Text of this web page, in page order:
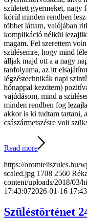
született gyermeket, nagy
körül minden rendben
többet láttam, valójában
komplikáció nélkül
magam. Fel szerettem
szülésemre, hogy mind
álljak majd ott a a nagy
tanfolyama, az itt
légzéstechnikák napi
hónappal kezdtem)
vajúdásom, mind a
minden rendben fog
akkor is ki tudtam tartani,
császármetszésre volt
Read more
https://oromteliszules.hu/
scaled.jpg 1708 2560 Réka
content/uploads/2018/03/
17:43:072026-01-16
Szüléstörténet